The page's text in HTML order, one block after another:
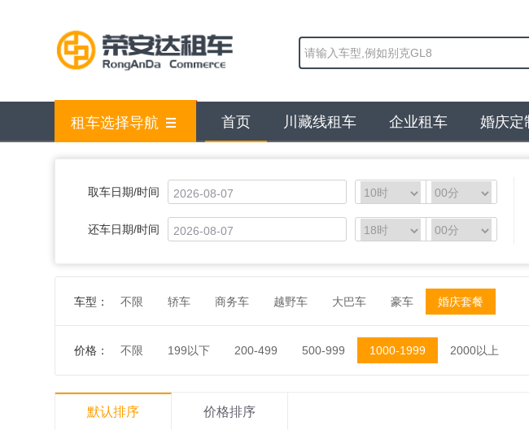
租车选择导航 首页 川藏线租车 企业租车 婚庆定
取车日期/时间
还车日期/时间
车型： 不限 轿车 商务车 越野车 大巴车 豪车 婚庆套餐
价格： 不限 199以下 200-499 500-999 1000-1999 2000以上
默认排序 价格排序